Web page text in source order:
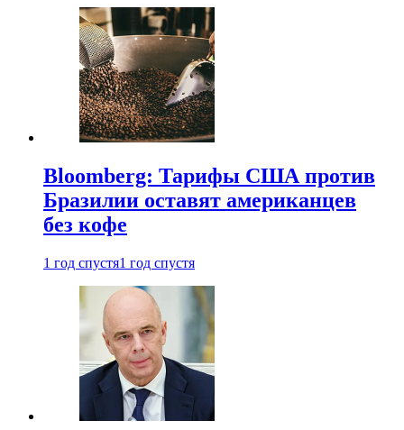
Bloomberg: Тарифы США против
Бразилии оставят американцев
без кофе
1 год спустя1 год спустя